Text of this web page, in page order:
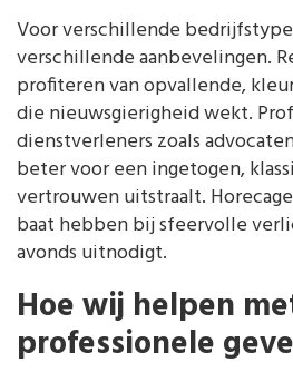
Voor verschillende
verschillende aanbevelingen.
profiteren van opvallende,
die nieuwsgierigheid wekt.
dienstverleners zoals
beter voor een ingetogen,
vertrouwen uitstraalt.
baat hebben bij sfeervolle
avonds uitnodigt.
Hoe wij helpen
professionele